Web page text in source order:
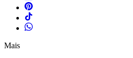
Mais